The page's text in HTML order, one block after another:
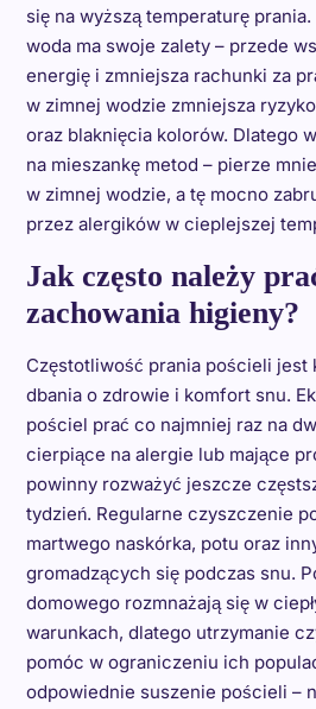
się na wyższą temperaturę
woda ma swoje zalety – przede
energię i zmniejsza rachunki za
w zimnej wodzie zmniejsza
oraz blaknięcia kolorów. Dlatego
na mieszankę metod – pierze
w zimnej wodzie, a tę mocno
przez alergików w cieplejszej
Jak często należy
zachowania higieny?
Częstotliwość prania pościeli jest
dbania o zdrowie i komfort snu.
pościel prać co najmniej raz na
cierpiące na alergie lub mające
powinny rozważyć jeszcze
tydzień. Regularne czyszczenie
martwego naskórka, potu oraz
gromadzących się podczas snu.
domowego rozmnażają się w
warunkach, dlatego utrzymanie
pomóc w ograniczeniu ich
odpowiednie suszenie pościeli –